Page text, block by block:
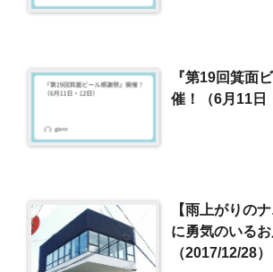
『第19回箕面
催！（6月11日
【雨上がりの
に勇気のいる
（2017/12/28）